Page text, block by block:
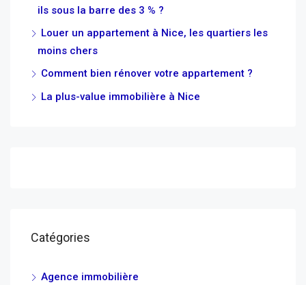
ils sous la barre des 3 % ?
Louer un appartement à Nice, les quartiers les
moins chers
Comment bien rénover votre appartement ?
La plus-value immobilière à Nice
Catégories
Agence immobilière